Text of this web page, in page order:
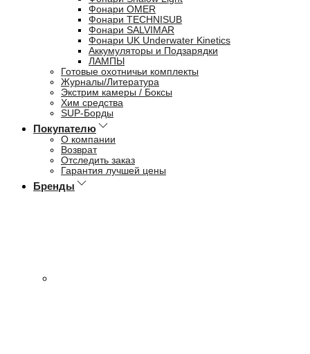
Фонари OMER
Фонари TECHNISUB
Фонари SALVIMAR
Фонари UK Underwater Kinetics
Аккумуляторы и Подзарядки
ЛАМПЫ
Готовые охотничьи комплекты
Журналы/Литература
Экстрим камеры / Боксы
Хим средства
SUP-Борды
Покупателю
О компании
Возврат
Отследить заказ
Гарантия лучшей цены
Бренды